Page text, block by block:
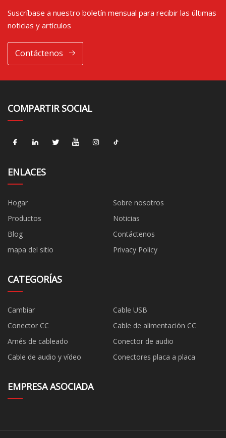
Suscríbase a nuestro boletín mensual para recibir las últimas
noticias y artículos
Contáctenos
COMPARTIR SOCIAL
ENLACES
Hogar
Sobre nosotros
Productos
Noticias
Blog
Contáctenos
mapa del sitio
Privacy Policy
CATEGORÍAS
Cambiar
Cable USB
Conector CC
Cable de alimentación CC
Arnés de cableado
Conector de audio
Cable de audio y vídeo
Conectores placa a placa
EMPRESA ASOCIADA